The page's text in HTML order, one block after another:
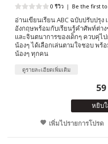
0 รีวิว | Be the first
อ่านเขียนเรียน ABC ฉบับปรับปรุ
อังกฤษพร้อมกับเรียนรู้คำศัพท์ต่า
และจินตนาการของเด็กๆ ควบคุ่
น้องๆ ได้เลือกเล่นตามใจชอบ พ
น้องๆ ทุกคน
ดูรายละเอียดเพิ่มเติม
หยิบ
เพิ่มไปรายการโปรด